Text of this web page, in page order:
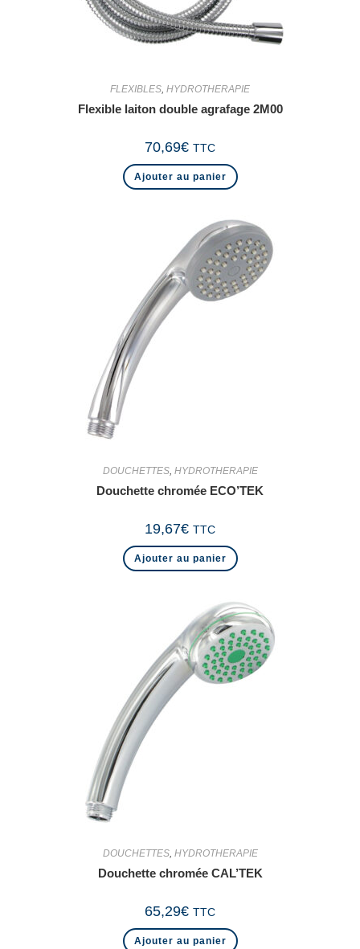
FLEXIBLES HYDROTHERAPIE
Flexible laiton double agrafage 2M00
70,69€ TTC
Ajouter au panier
DOUCHETTES, HYDROTHERAPIE
Douchette chromée ECO’TEK
19,67€ TTC
Ajouter au panier
DOUCHETTES, HYDROTHERAPIE
Douchette chromée CAL’TEK
65,29€ TTC
Ajouter au panier